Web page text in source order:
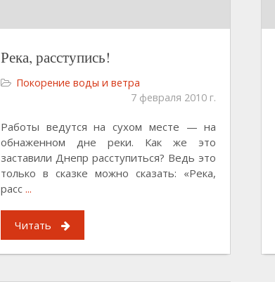
Река, расступись!
Покорение воды и ветра
7 февраля 2010 г.
Работы ведутся на сухом месте — на
обнаженном дне реки. Как же это
заставили Днепр расступиться? Ведь это
только в сказке можно сказать: «Река,
расс ...
Читать